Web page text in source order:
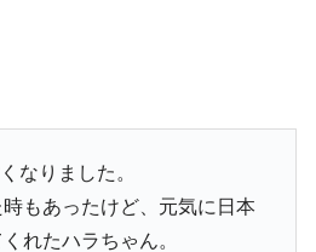
なりました。
もあったけど、元気に日本
れたハラちゃん。